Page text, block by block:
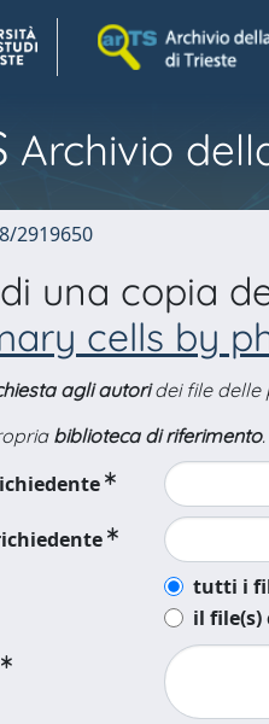
Archivio
2919650
una copia
cells by
agli autoridei file delle
biblioteca di riferimento
tutti i
il file(s)